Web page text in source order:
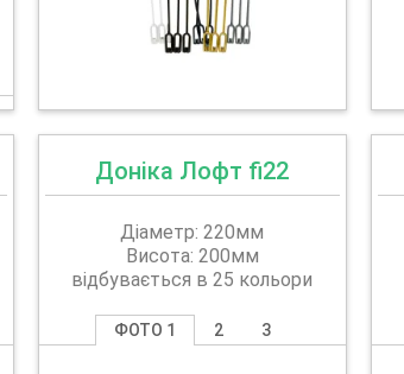
Доніка Лофт fi22
Діаметр: 220мм
Висота: 200мм
відбувається в 25 кольори
ФОТО 1 2 3